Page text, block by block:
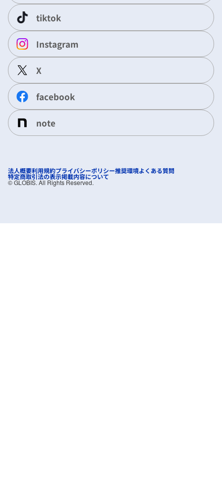
tiktok
Instagram
X
facebook
note
法人概要利用規約プライバシーポリシー推奨環境よくある質問
特定商取引法の表示掲載内容について
©︎ GLOBIS. All Rights Reserved.